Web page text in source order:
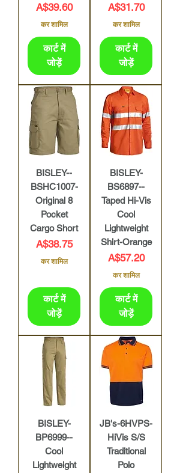
मूल्य
A$39.60
कर शामिल
कार्ट में
जोड़ें
मूल्य
A$31.70
कर शामिल
कार्ट में
जोड़ें
BISLEY--
BSHC1007-
Original 8
Pocket
Cargo Short
मूल्य
A$38.75
कर शामिल
कार्ट में
जोड़ें
BISLEY-
BS6897--
Taped Hi-Vis
Cool
Lightweight
Shirt-Orange
मूल्य
A$57.20
कर शामिल
कार्ट में
जोड़ें
BISLEY-
BP6999--
Cool
Lightweight
JB's-6HVPS-
HiVis S/S
Traditional
Polo